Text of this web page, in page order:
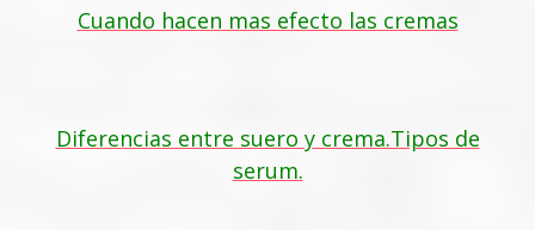
Cuando hacen mas efecto las cremas
Diferencias entre suero y crema.Tipos de
serum.